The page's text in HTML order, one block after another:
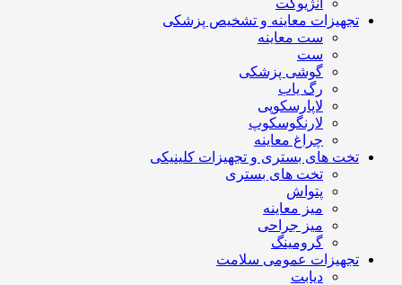
تجهیزات معاینه و تشخیص پزشکی
ست معاینه
ست
گوشی پزشکی
رگ یاب
لاپارسکوپی
لارنگوسکوپ
چراغ معاینه
تخت های بستری و تجهیزات کلینیکی
تخت های بستری
پتواش
میز معاینه
میز جراحی
گرومینگ
تجهیزات عمومی سلامت
دیابت